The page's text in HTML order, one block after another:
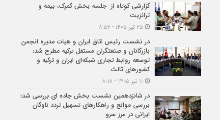
گزارشی کوتاه از جلسه بخش گمرک، بیمه و
ترانزیت
۲۵ تیر ۱۴۰۵ - ۸:۵۲
در نشست رئیس اتاق ایران و هیات مدیره انجمن
بازرگانان و صنعتگران مستقل ترکیه مطرح شد؛
توسعه روابط تجاری شبکه‌ای ایران و ترکیه و
کشورهای ثالث
در شانزدهمین نشست بخش جاده ای بررسی شد؛
بررسی موانع و راهکارهای تسهیل تردد ناوگان
ایرانی در مرز سرو